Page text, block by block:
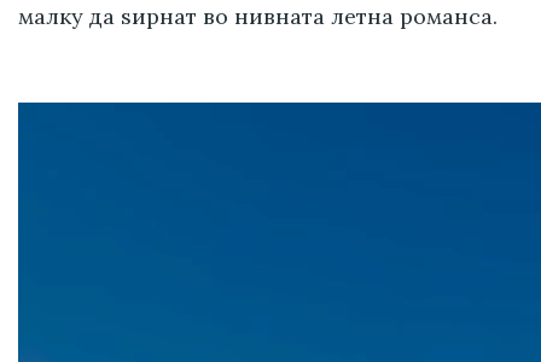
малку да ѕирнат во нивната летна романса.